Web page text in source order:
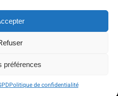
préférences
Politique de confidentialité
Studio 18|